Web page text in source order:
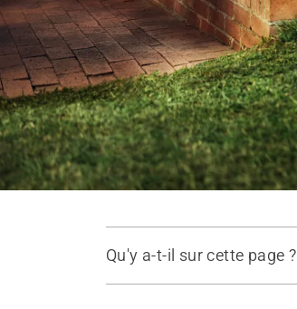
Qu'y a-t-il sur cette page ?
Guide